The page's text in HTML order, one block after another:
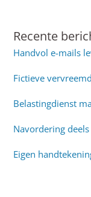
Recente
Handvol e-mails
Fictieve
Belastingdienst
Navordering
Eigen